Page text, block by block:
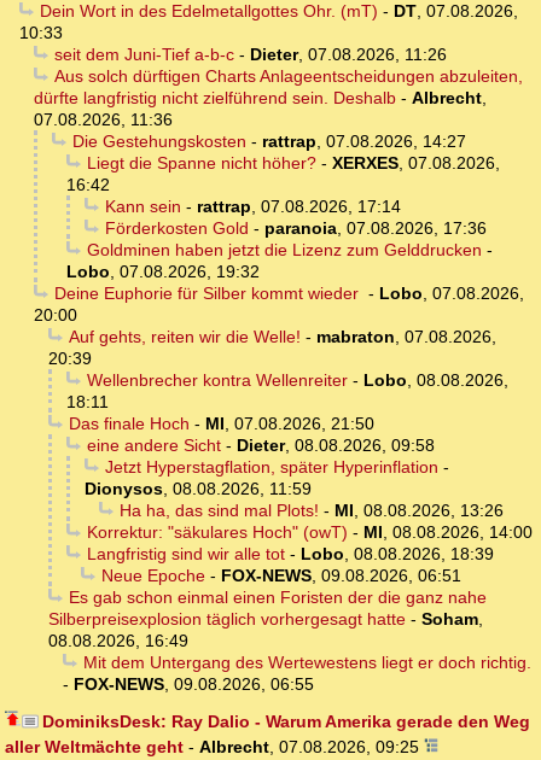
Dein Wort in des Edelmetallgottes Ohr. (mT) - DT, 07.08.2026,
10:33
seit dem Juni-Tief a-b-c- Dieter, 07.08.2026, 11:26
Aus solch dürftigen Charts Anlageentscheidungen abzuleiten,
dürfte langfristig nicht zielführend sein. Deshalb - Albrecht,
07.08.2026, 11:36
Die Gestehungskosten - rattrap, 07.08.2026, 14:27
Liegt die Spanne nicht höher?- XERXES, 07.08.2026,
16:42
Kann sein - rattrap, 07.08.2026, 17:14
Förderkosten Gold - paranoia, 07.08.2026, 17:36
Goldminen haben jetzt die Lizenz zum Gelddrucken -
Lobo, 07.08.2026, 19:32
Deine Euphorie für Silber kommt wieder - Lobo, 07.08.2026,
20:00
Auf gehts, reiten wir die Welle! - mabraton, 07.08.2026,
20:39
Wellenbrecher kontra Wellenreiter- Lobo, 08.08.2026,
18:11
Das finale Hoch - MI, 07.08.2026, 21:50
eine andere Sicht- Dieter, 08.08.2026, 09:58
Jetzt Hyperstagflation, später Hyperinflation -
Dionysos, 08.08.2026, 11:59
Ha ha, das sind mal Plots! - MI, 08.08.2026, 13:26
Korrektur: "säkulares Hoch" (owT) - MI, 08.08.2026, 14:00
Langfristig sind wir alle tot- Lobo, 08.08.2026, 18:39
Neue Epoche- FOX-NEWS, 09.08.2026, 06:51
Es gab schon einmal einen Foristen der die ganz nahe
Silberpreisexplosion täglich vorhergesagt hatte - Soham,
08.08.2026, 16:49
Mit dem Untergang des Wertewestens liegt er doch richtig.
- FOX-NEWS, 09.08.2026, 06:55
DominiksDesk: Ray Dalio - Warum Amerika gerade den Weg
aller Weltmächte geht - Albrecht, 07.08.2026, 09:25